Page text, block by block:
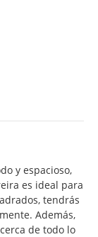
y espacioso,
es ideal para
tendrás
Además,
de todo lo